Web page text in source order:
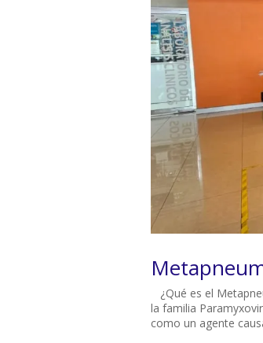
¿Qué es el
la familia
como un agente